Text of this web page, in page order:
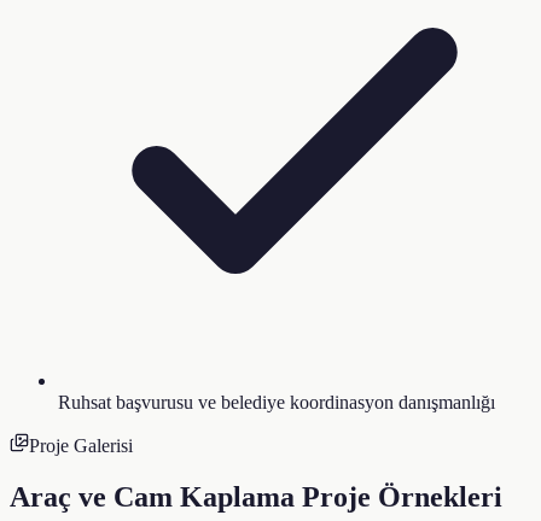
Ruhsat başvurusu ve belediye koordinasyon danışmanlığı
Proje Galerisi
Araç ve Cam Kaplama Proje Örnekleri